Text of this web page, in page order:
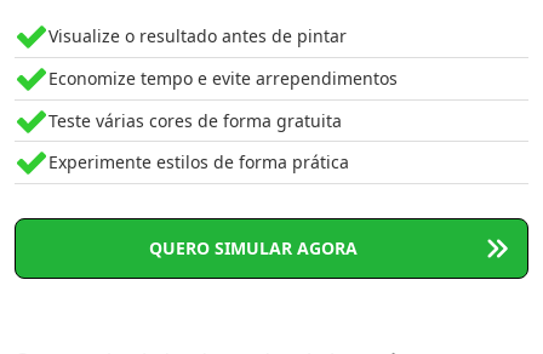
Visualize o resultado antes de pintar
Economize tempo e evite arrependimentos
Teste várias cores de forma gratuita
Experimente estilos de forma prática
QUERO SIMULAR AGORA